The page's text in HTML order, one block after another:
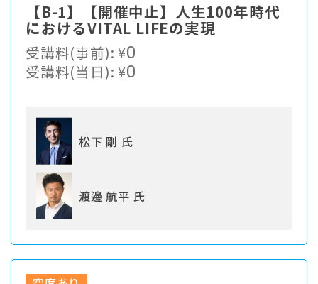
【B-1】【開催中止】人生100年時代
におけるVITAL LIFEの実現
受講料(事前):¥0
受講料(当日):¥0
松下 剛 氏
渡邊 航平 氏